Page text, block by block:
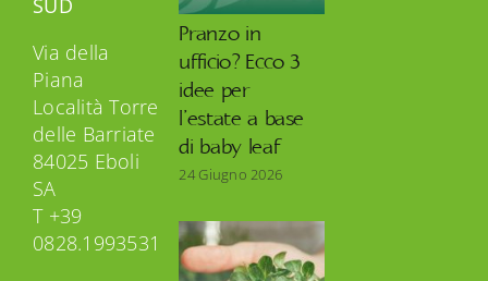
Via della
Piana
Località Torre
delle Barriate
84025 Eboli
SA
T +39
0828.1993531
Pranzo in
ufficio? Ecco 3
idee per
l’estate a base
di baby leaf
24 Giugno 2026